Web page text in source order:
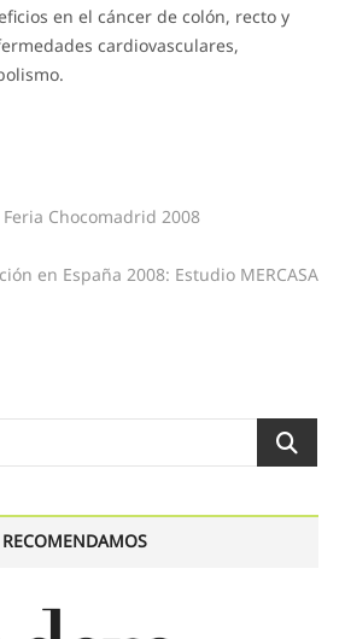
en el cáncer de colón, recto y
cardiovasculares,
Chocomadrid 2008
en España 2008: Estudio MERCASA
Search
RECOMENDAMOS